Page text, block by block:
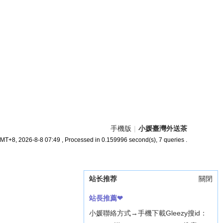
關閉
站长推荐
站長推薦❤
小媛聯絡方式→手機下載Gleezy搜id：
手機版 | 小媛臺灣外送茶
2026-8-8 07:49 , Processed in 0.159996 second(s), 7 queries .